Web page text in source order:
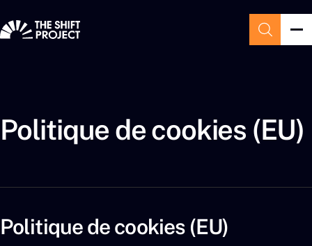
Politique de cookies (EU)
Politique de cookies (EU)